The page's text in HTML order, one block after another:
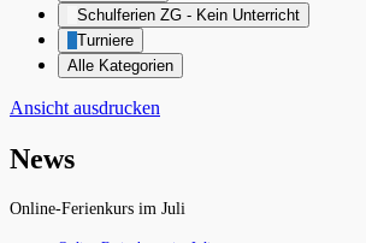
Schulferien ZG - Kein Unterricht
Turniere
Alle Kategorien
Ansicht ausdrucken
News
Online-Ferienkurs im Juli